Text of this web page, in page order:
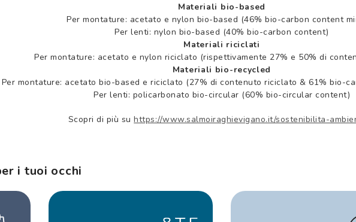
Materiali bio-based
Per montature: acetato e nylon bio-based (46% bio-carbon content
Per lenti: nylon bio-based (40% bio-carbon content)
Materiali riciclati
Per montature: acetato e nylon riciclato (rispettivamente 27% e 50% di
Materiali bio-recycled
Per montature: acetato bio-based e riciclato (27% di contenuto riciclato & 61% bio-
Per lenti: policarbonato bio-circular (60% bio-circular content)
Scopri di più suhttps://www.salmoiraghievigano.it/sostenibilita-
i tuoi occhi